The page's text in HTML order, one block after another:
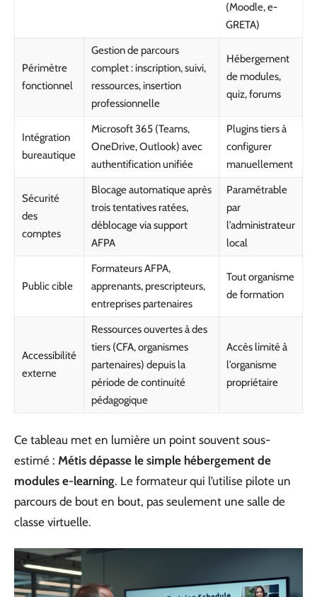
(Moodle, e-
GRETA)
Périmètre
fonctionnel
Gestion de parcours
complet : inscription, suivi,
ressources, insertion
professionnelle
Hébergement
de modules,
quiz, forums
Intégration
bureautique
Microsoft 365 (Teams,
OneDrive, Outlook) avec
authentification unifiée
Plugins tiers à
configurer
manuellement
Sécurité
des
comptes
Blocage automatique après
trois tentatives ratées,
déblocage via support
AFPA
Paramétrable
par
l’administrateur
local
Public cible
Formateurs AFPA,
apprenants, prescripteurs,
entreprises partenaires
Tout organisme
de formation
Accessibilité
externe
Ressources ouvertes à des
tiers (CFA, organismes
partenaires) depuis la
période de continuité
pédagogique
Accès limité à
l’organisme
propriétaire
Ce tableau met en lumière un point souvent sous-
estimé : Métis dépasse le simple hébergement de
modules e-learning. Le formateur qui l’utilise pilote un
parcours de bout en bout, pas seulement une salle de
classe virtuelle.